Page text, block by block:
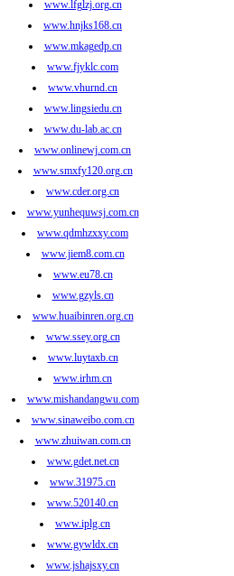
www.lfglzj.org.cn
www.hnjks168.cn
www.mkagedp.cn
www.fjyklc.com
www.vhurnd.cn
www.lingsiedu.cn
www.du-lab.ac.cn
www.onlinewj.com.cn
www.smxfy120.org.cn
www.cder.org.cn
www.yunhequwsj.com.cn
www.qdmhzxxy.com
www.jiem8.com.cn
www.eu78.cn
www.gzyls.cn
www.huaibinren.org.cn
www.ssey.org.cn
www.luytaxb.cn
www.irhm.cn
www.mishandangwu.com
www.sinaweibo.com.cn
www.zhuiwan.com.cn
www.gdet.net.cn
www.31975.cn
www.520140.cn
www.iplg.cn
www.gywldx.cn
www.jshajsxy.cn